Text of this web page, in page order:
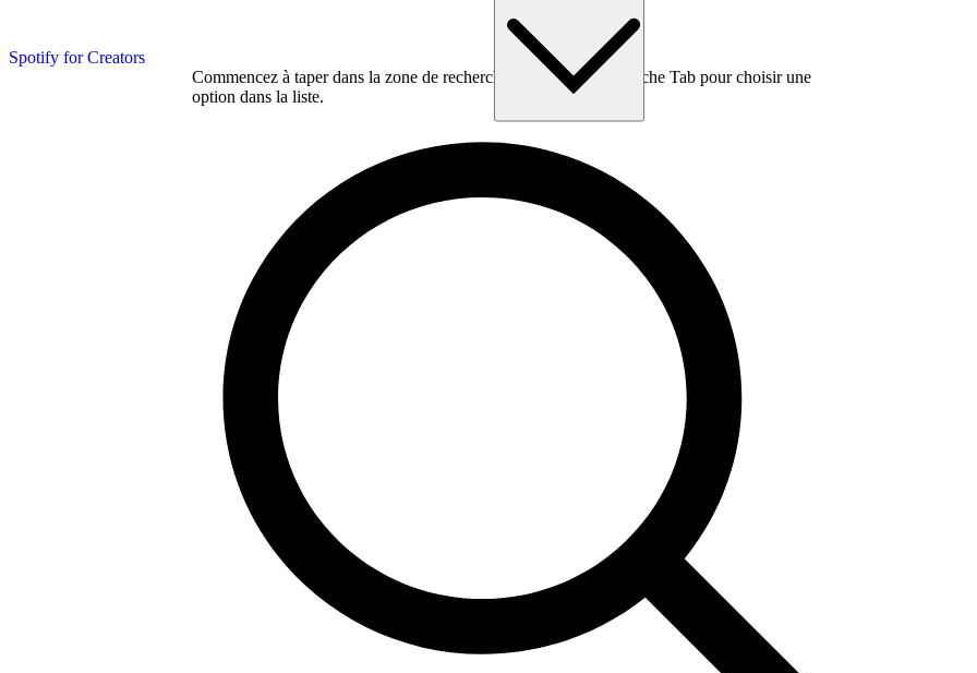
Spotify for Creators
Commencez à taper dans la zone de recherche, puis utilisez la touche Tab pour choisir une
option dans la liste.